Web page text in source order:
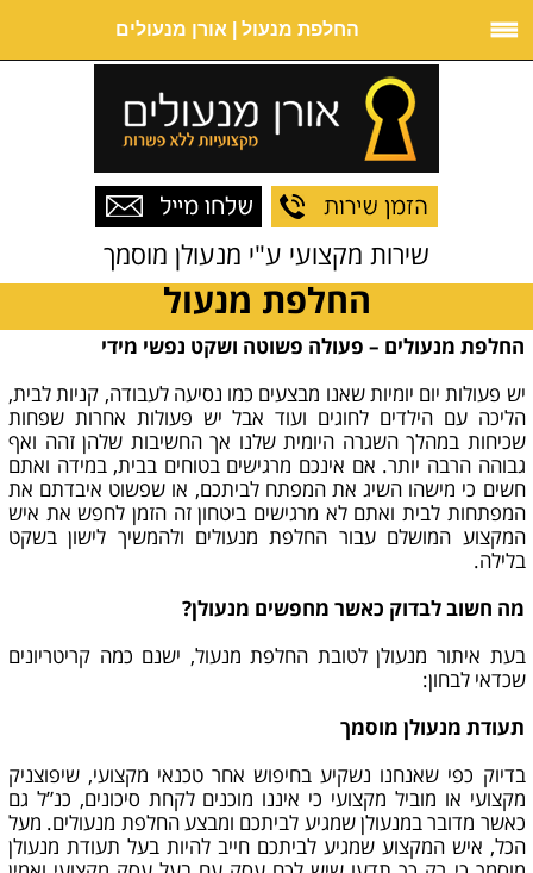
החלפת מנעול | אורן מנעולים
שירות מקצועי ע"י מנעולן מוסמך
החלפת מנעולים – פעולה פשוטה ושקט נפשי מידי
יש פעולות יום יומיות שאנו מבצעים כמו נסיעה לעבודה, קניות לבית,
הליכה עם הילדים לחוגים ועוד אבל יש פעולות אחרות שפחות
שכיחות במהלך השגרה היומית שלנו אך החשיבות שלהן זהה ואף
גבוהה הרבה יותר. אם אינכם מרגישים בטוחים בבית, במידה ואתם
חשים כי מישהו השיג את המפתח לביתכם, או שפשוט איבדתם את
המפתחות לבית ואתם לא מרגישים ביטחון זה הזמן לחפש את איש
המקצוע המושלם עבור החלפת מנעולים ולהמשיך לישון בשקט
בלילה.
מה חשוב לבדוק כאשר מחפשים מנעולן?
בעת איתור מנעולן לטובת החלפת מנעול, ישנם כמה קריטריונים
שכדאי לבחון:
תעודת מנעולן מוסמך
בדיוק כפי שאנחנו נשקיע בחיפוש אחר טכנאי מקצועי, שיפוצניק
מקצועי או מוביל מקצועי כי איננו מוכנים לקחת סיכונים, כנ”ל גם
כאשר מדובר במנעולן שמגיע לביתכם ומבצע החלפת מנעולים. מעל
הכל, איש המקצוע שמגיע לביתכם חייב להיות בעל תעודת מנעולן
החלפת מנעול